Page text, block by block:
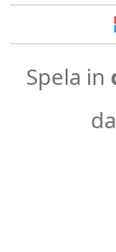
Spela in